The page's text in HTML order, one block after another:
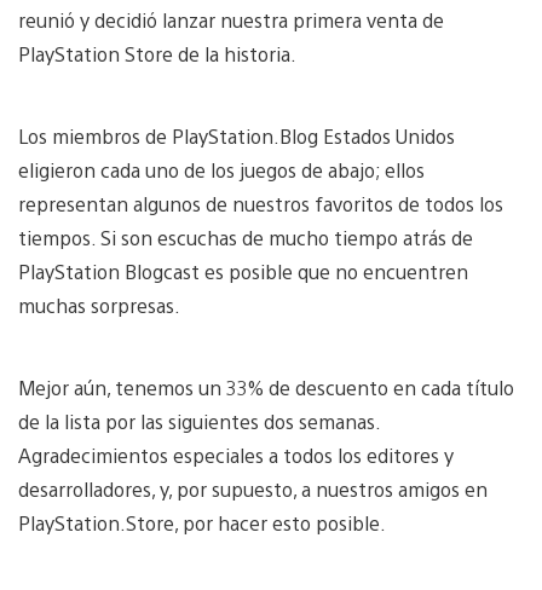
reunió y decidió lanzar nuestra primera venta de
PlayStation Store de la historia.
Los miembros de PlayStation.Blog Estados Unidos
eligieron cada uno de los juegos de abajo; ellos
representan algunos de nuestros favoritos de todos los
tiempos. Si son escuchas de mucho tiempo atrás de
PlayStation Blogcast es posible que no encuentren
muchas sorpresas.
Mejor aún, tenemos un 33% de descuento en cada título
de la lista por las siguientes dos semanas.
Agradecimientos especiales a todos los editores y
desarrolladores, y, por supuesto, a nuestros amigos en
PlayStation.Store, por hacer esto posible.